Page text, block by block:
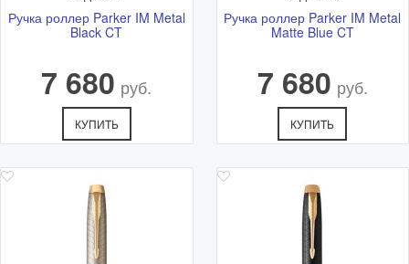
Ручка роллер Parker IM Metal
Black CT
7 680 руб.
КУПИТЬ
Ручка роллер Parker IM Metal
Matte Blue CT
7 680 руб.
КУПИТЬ